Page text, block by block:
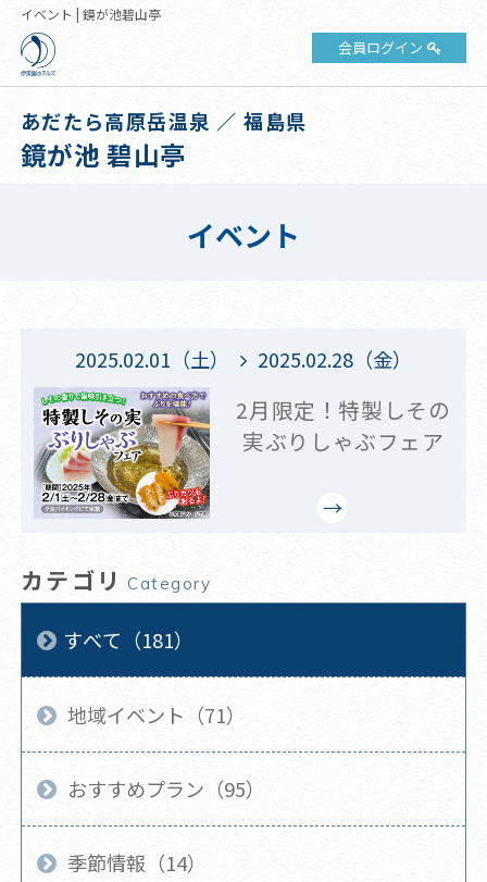
イベント | 鏡が池碧山亭
会員ログイン
あだたら高原岳温泉 ／ 福島県
鏡が池 碧山亭
イベント
2025.02.01（土） 2025.02.28（金）
2月限定！特製しその
実ぶりしゃぶフェア
カテゴリ Category
すべて（181）
地域イベント（71）
おすすめプラン（95）
季節情報（14）